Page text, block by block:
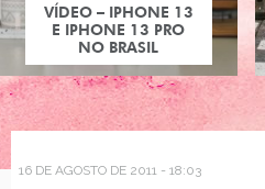
COMO USAR:
TAMANCO
16 DE AGOSTO DE 2011 - 18:03